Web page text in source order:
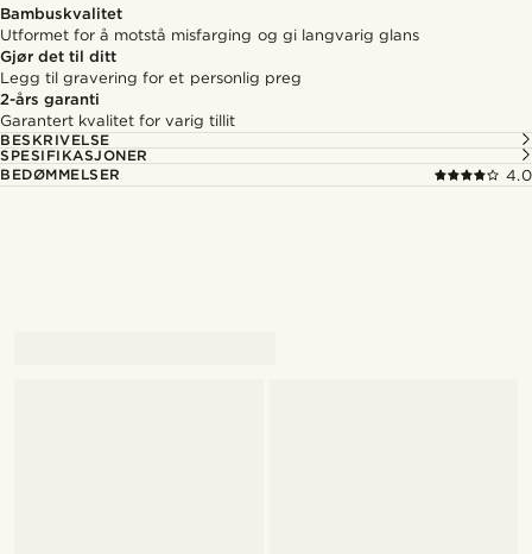
Bambuskvalitet
Utformet for å motstå misfarging og gi langvarig glans
Gjør det til ditt
Legg til gravering for et personlig preg
2-års garanti
Garantert kvalitet for varig tillit
BESKRIVELSE
SPESIFIKASJONER
BEDØMMELSER
4.0